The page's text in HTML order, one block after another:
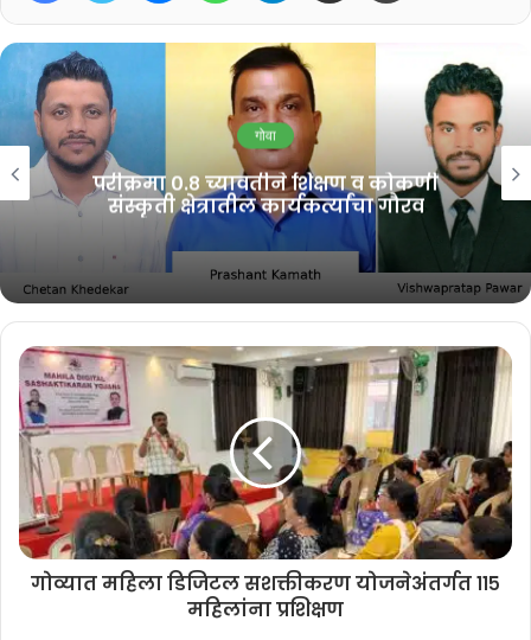
ही कार्यकारिणी भाजप महिला मोर्चाच्या प्रदेशाध्यक्ष सुवर्णा तेंडुलकर आणि भाजप गोवा
प्रदेश उपाध्यक्ष विश्वास सतरकर यांच्या उपस्थितीत जाहीर करण्यात आली. नव्या
कार्यकारिणीवर पक्ष संघटनेने दाखविलेला विश्वास सार्थ ठरवत महिला सक्षमीकरण,
संघटन विस्तार आणि जनसंपर्क वाढविण्यासाठी कार्य केले जाईल, असा विश्वास
यावेळी व्यक्त करण्यात आला.
Related Articles
गोवा काँग्रेसच्या सोशल मीडिया विभागाची
नवी टीम जाहीर
August 6, 2026
‘जीवनाला दिशा देण्यात गुरूची भूमिका
महत्त्वाची’
August 5, 2026
गोवा
परीक्रमा ०.८ च्यावतीने शिक्षण व कोकणी
संस्कृती क्षेत्रातील कार्यकर्त्यांचा गौरव
गोव्यात महिला डिजिटल सशक्तीकरण योजनेअंतर्गत ११५
महिलांना प्रशिक्षण